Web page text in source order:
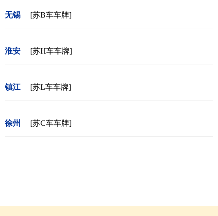
无锡 [苏B车车牌]
淮安 [苏H车车牌]
镇江 [苏L车车牌]
徐州 [苏C车车牌]